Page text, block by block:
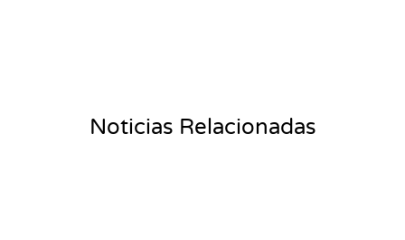
Noticias Relacionadas